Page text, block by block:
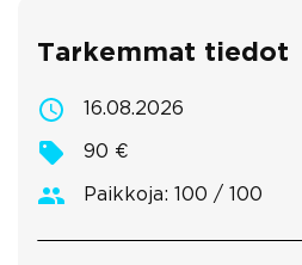
Tarkemmat tiedot
16.08.2026
90 €
Paikkoja: 100 / 100